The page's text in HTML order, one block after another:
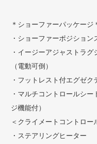
＊ショーファーパッケージ
・ショーファーポジション
・イージーアジャストラグ
（電動可倒）
・フットレスト付エグゼク
・マルチコントロールシ
ジ機能付）
＜クライメートコントロー
・ステアリングヒーター